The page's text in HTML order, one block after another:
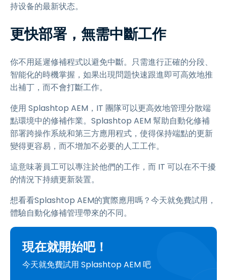
持设备的最新状态。
更快部署，無需中斷工作
你不用延遲修補程式以避免中斷。只需進行正確的分段、
智能化的時機掌握，如果出現問題快速跟進即可高效地推
出補丁，而不會打斷工作。
使用 Splashtop AEM，IT 團隊可以更高效地管理分散端
點環境中的修補作業。Splashtop AEM 幫助自動化修補
部署跨操作系統和第三方應用程式，使得保持端點的更新
變得更容易，而不增加不必要的人工工作。
這意味著員工可以專注於他們的工作，而 IT 可以在不干擾
的情況下持續更新裝置。
想看看Splashtop AEM的實際應用嗎？今天就免費試用，
體驗自動化修補管理帶來的不同。
現在就開始吧！
今天就免費試用 Splashtop AEM 吧